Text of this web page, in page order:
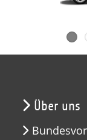
Über uns